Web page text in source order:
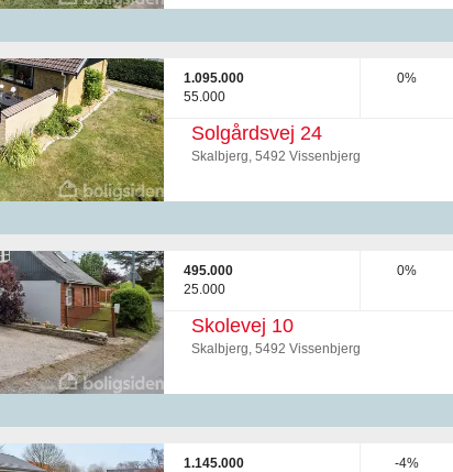
1.095.000
55.000
0%
Solgårdsvej 24
Skalbjerg, 5492 Vissenbjerg
495.000
25.000
0%
Skolevej 10
Skalbjerg, 5492 Vissenbjerg
1.145.000
-4%